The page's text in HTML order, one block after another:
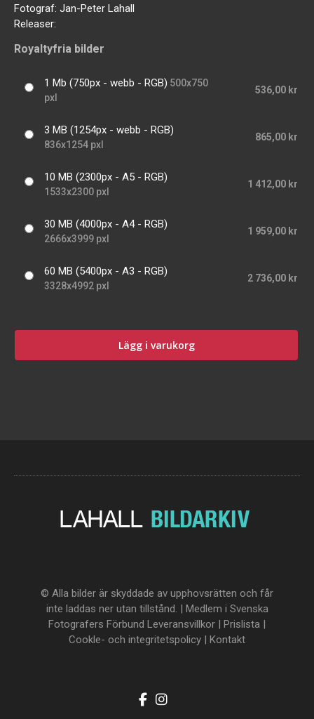
Fotograf: Jan-Peter Lahall
Releaser:
Royaltyfria bilder
1 Mb (750px - webb - RGB) 500x750
pxl
536,00 kr
3 MB (1254px - webb - RGB)
836x1254 pxl
865,00 kr
10 MB (2300px - A5 - RGB)
1533x2300 pxl
1 412,00 kr
30 MB (4000px - A4 - RGB)
2666x3999 pxl
1 959,00 kr
60 MB (5400px - A3 - RGB)
3328x4992 pxl
2 736,00 kr
Lägg i varukorg
© Alla bilder är skyddade av upphovsrätten och får
inte laddas ner utan tillstånd. | Medlem i Svenska
Fotografers Förbund Leveransvillkor | Prislista |
Cookle- och integritetspolicy | Kontakt